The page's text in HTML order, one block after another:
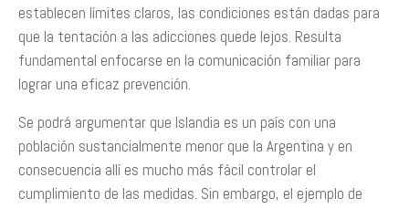
establecen límites claros, las condiciones están dadas para
que la tentación a las adicciones quede lejos. Resulta
fundamental enfocarse en la comunicación familiar para
lograr una eficaz prevención.
Se podrá argumentar que Islandia es un país con una
población sustancialmente menor que la Argentina y en
consecuencia allí es mucho más fácil controlar el
cumplimiento de las medidas. Sin embargo, el ejemplo de